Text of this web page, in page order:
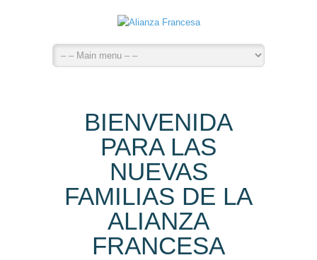
BIENVENIDA
PARA LAS
NUEVAS
FAMILIAS DE LA
ALIANZA
FRANCESA